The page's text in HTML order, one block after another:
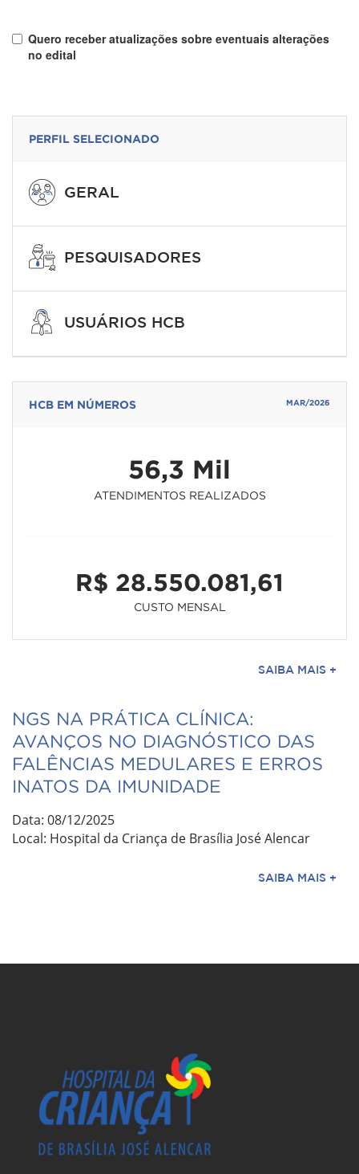
Quero receber atualizações sobre eventuais alterações
no edital
PERFIL SELECIONADO
GERAL
PESQUISADORES
USUÁRIOS HCB
HCB EM NÚMEROS MAR/2026
56,3 Mil
ATENDIMENTOS REALIZADOS
R$ 28.550.081,61
CUSTO MENSAL
SAIBA MAIS +
NGS NA PRÁTICA CLÍNICA:
AVANÇOS NO DIAGNÓSTICO DAS
FALÊNCIAS MEDULARES E ERROS
INATOS DA IMUNIDADE
Data: 08/12/2025
Local: Hospital da Criança de Brasília José Alencar
SAIBA MAIS +